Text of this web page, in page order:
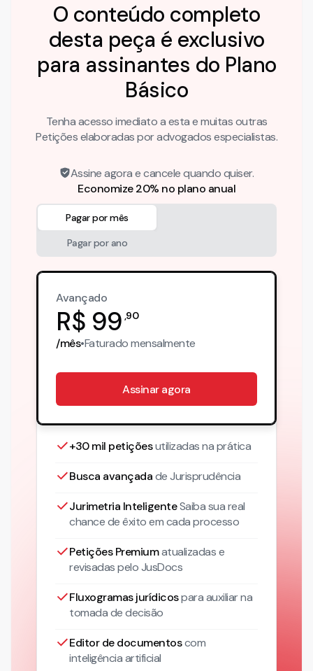
O conteúdo completo
desta peça é exclusivo
para assinantes do Plano
Básico
Tenha acesso imediato a esta e muitas outras
Petições elaboradas por advogados especialistas.
Assine agora e cancele quando quiser.
Economize 20% no plano anual
Pagar por mês
Pagar por ano
Avançado
R$ 99 ,90
/mês•Faturadomensalmente
Assinar agora
+30 mil petiçõesutilizadas na prática
Busca avançadade Jurisprudência
Jurimetria InteligenteSaiba sua real
chance de êxito em cada processo
Petições Premiumatualizadase
revisadas pelo JusDocs
Fluxogramas jurídicospara auxiliar na
tomada de decisão
Editor de documentoscom
inteligência artificial